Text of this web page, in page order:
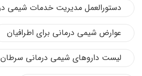
دستورالعمل مدیریت خدمات شیمی
عوارض شیمی درمانی برای اطرافیان
لیست داروهای شیمی درمانی سرطان